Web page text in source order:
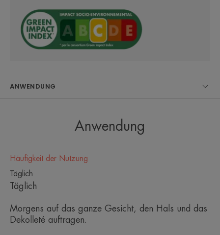
Diese Formulierung wurde an empfindlicher Haut
getestet und durch 7 klinische Studien bestätigt.
Formulierung, die durch 7
ANWENDUNG
Anwendung
Häufigkeit der Nutzung
Täglich
Täglich
Morgens auf das ganze Gesicht, den Hals und das
Dekolleté auftragen.